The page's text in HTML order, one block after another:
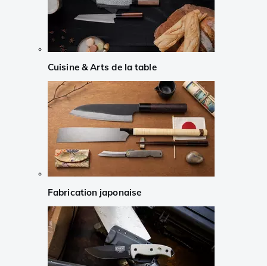
Cuisine & Arts de la table
Fabrication japonaise